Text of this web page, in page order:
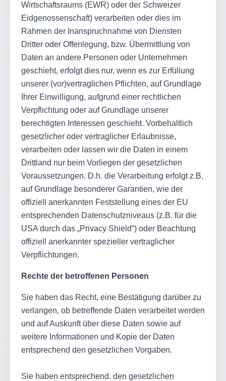
Wirtschaftsraums (EWR) oder der Schweizer
Eidgenossenschaft) verarbeiten oder dies im
Rahmen der Inanspruchnahme von Diensten
Dritter oder Offenlegung, bzw. Übermittlung von
Daten an andere Personen oder Unternehmen
geschieht, erfolgt dies nur, wenn es zur Erfüllung
unserer (vor)vertraglichen Pflichten, auf Grundlage
Ihrer Einwilligung, aufgrund einer rechtlichen
Verpflichtung oder auf Grundlage unserer
berechtigten Interessen geschieht. Vorbehaltlich
gesetzlicher oder vertraglicher Erlaubnisse,
verarbeiten oder lassen wir die Daten in einem
Drittland nur beim Vorliegen der gesetzlichen
Voraussetzungen. D.h. die Verarbeitung erfolgt z.B.
auf Grundlage besonderer Garantien, wie der
offiziell anerkannten Feststellung eines der EU
entsprechenden Datenschutzniveaus (z.B. für die
USA durch das „Privacy Shield“) oder Beachtung
offiziell anerkannter spezieller vertraglicher
Verpflichtungen.
Rechte der betroffenen Personen
Sie haben das Recht, eine Bestätigung darüber zu
verlangen, ob betreffende Daten verarbeitet werden
und auf Auskunft über diese Daten sowie auf
weitere Informationen und Kopie der Daten
entsprechend den gesetzlichen Vorgaben.
Sie haben entsprechend. den gesetzlichen